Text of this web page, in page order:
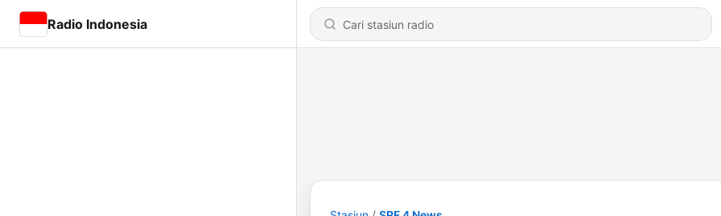
Radio Indonesia